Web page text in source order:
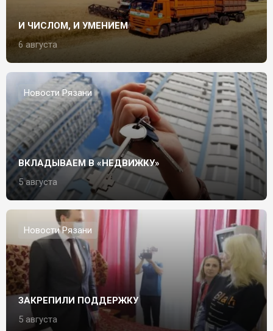
И ЧИСЛОМ, И УМЕНИЕМ
6 августа
Новости Рязани
ВКЛАДЫВАЕМ В «НЕДВИЖКУ»
5 августа
Новости Рязани
ЗАКРЕПИЛИ ПОДДЕРЖКУ
5 августа